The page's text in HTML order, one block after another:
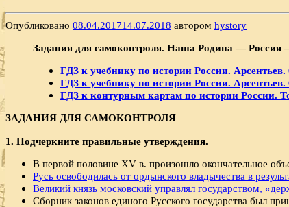
Опубликовано 08.04.201714.07.2018 автором hystory
Задания для самоконтроля. Наша Родина — Россия
ГДЗ к учебнику по истории России. Арсентьев.
ГДЗ к учебнику по истории России. Арсентьев.
ГДЗ к контурным картам по истории России.
ЗАДАНИЯ ДЛЯ САМОКОНТРОЛЯ
1. Подчеркните правильные утверждения.
В первой половине XV в. произошло окончательное
Русь освободилась от ордынского владычества в
Великий князь московский управлял государством,
Сборник законов единого Русского государства был